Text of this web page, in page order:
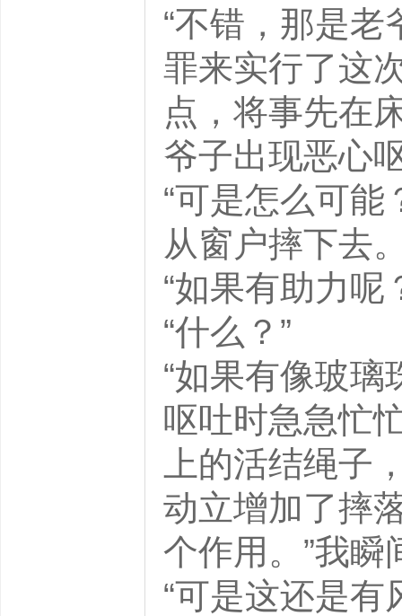
“不错，那是
罪来实行了这
点，将事先在
爷子出现恶
“可是怎么可
从窗户摔下
“如果有助力
“什么？”
“如果有像玻
呕吐时急急忙
上的活结绳子
动立增加了摔
个作用。”
“可是这还是